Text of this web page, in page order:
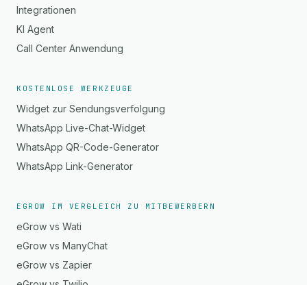
Integrationen
KI Agent
Call Center Anwendung
KOSTENLOSE WERKZEUGE
Widget zur Sendungsverfolgung
WhatsApp Live-Chat-Widget
WhatsApp QR-Code-Generator
WhatsApp Link-Generator
EGROW IM VERGLEICH ZU MITBEWERBERN
eGrow vs Wati
eGrow vs ManyChat
eGrow vs Zapier